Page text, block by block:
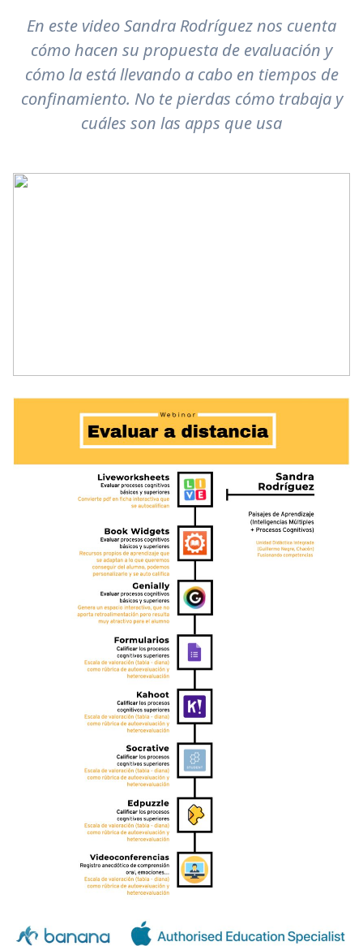
En este video Sandra Rodríguez nos cuenta
cómo hacen su propuesta de evaluación y
cómo la está llevando a cabo en tiempos de
confinamiento. No te pierdas cómo trabaja y
cuáles son las apps que usa